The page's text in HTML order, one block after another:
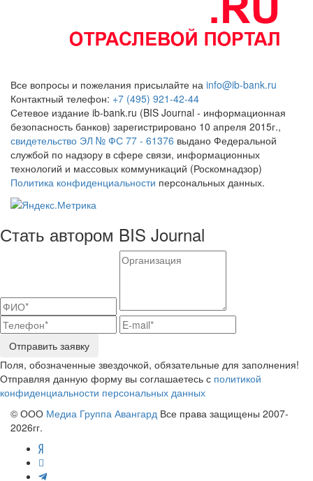
Все вопросы и пожелания присылайте на info@ib-bank.ru
Контактный телефон: +7 (495) 921-42-44
Сетевое издание ib-bank.ru (BIS Journal - информационная
безопасность банков) зарегистрировано 10 апреля 2015г.,
свидетельство ЭЛ № ФС 77 - 61376 выдано Федеральной
службой по надзору в сфере связи, информационных
технологий и массовых коммуникаций (Роскомнадзор)
Политика конфиденциальности персональных данных.
Стать автором BIS Journal
Отправить заявку
Поля, обозначенные звездочкой, обязательные для заполнения!
Отправляя данную форму вы соглашаетесь с политикой
конфиденциальности персональных данных
© ООО Медиа Группа Авангард Все права защищены 2007-
2026гг.